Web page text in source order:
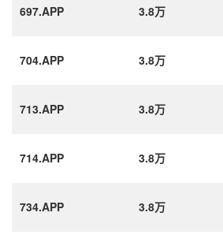
697.APP 3.8万
704.APP 3.8万
713.APP 3.8万
714.APP 3.8万
734.APP 3.8万